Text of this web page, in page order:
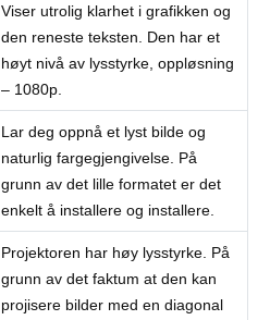
Viser utrolig klarhet i grafikken og
den reneste teksten. Den har et
høyt nivå av lysstyrke, oppløsning
– 1080p.
Lar deg oppnå et lyst bilde og
naturlig fargegjengivelse. På
grunn av det lille formatet er det
enkelt å installere og installere.
Projektoren har høy lysstyrke. På
grunn av det faktum at den kan
projisere bilder med en diagonal